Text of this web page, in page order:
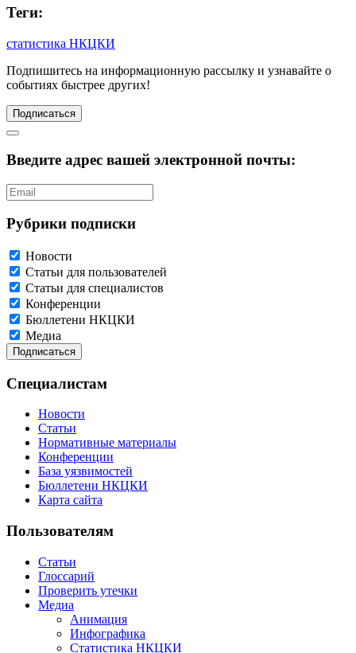
Теги:
статистика НКЦКИ
Подпишитесь на информационную рассылку и узнавайте о
событиях быстрее других!
Подписаться
Введите адрес вашей электронной почты:
Рубрики подписки
Новости
Статьи для пользователей
Статьи для специалистов
Конференции
Бюллетени НКЦКИ
Медиа
Специалистам
Новости
Статьи
Нормативные материалы
Конференции
База уязвимостей
Бюллетени НКЦКИ
Карта сайта
Пользователям
Статьи
Глоссарий
Проверить утечки
Медиа
Анимация
Инфографика
Статистика НКЦКИ